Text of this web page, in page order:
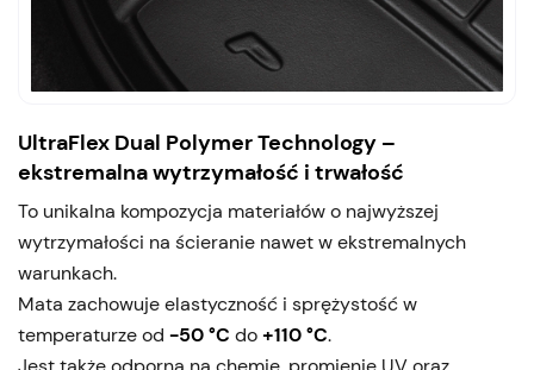
UltraFlex Dual Polymer Technology –
ekstremalna wytrzymałość i trwałość
To unikalna kompozycja materiałów o najwyższej
wytrzymałości na ścieranie nawet w ekstremalnych
warunkach.
Mata zachowuje elastyczność i sprężystość w
temperaturze od -50 °C do+110 °C.